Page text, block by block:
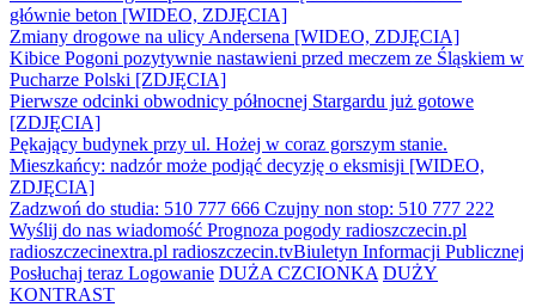
głównie beton [WIDEO, ZDJĘCIA]
Zmiany drogowe na ulicy Andersena [WIDEO, ZDJĘCIA]
Kibice Pogoni pozytywnie nastawieni przed meczem ze Śląskiem w
Pucharze Polski [ZDJĘCIA]
Pierwsze odcinki obwodnicy północnej Stargardu już gotowe
[ZDJĘCIA]
Pękający budynek przy ul. Hożej w coraz gorszym stanie.
Mieszkańcy: nadzór może podjąć decyzję o eksmisji [WIDEO,
ZDJĘCIA]
Zadzwoń do studia: 510 777 666 Czujny non stop: 510 777 222
Wyślij do nas wiadomość Prognoza pogody radioszczecin.pl
radioszczecinextra.pl radioszczecin.tvBiuletyn Informacji Publicznej
Posłuchaj teraz Logowanie DUŻA CZCIONKA DUŻY
KONTRAST